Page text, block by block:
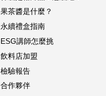
果茶醬是什麼？
永續禮盒指南
ESG講師怎麼挑
飲料店加盟
檢驗報告
合作夥伴